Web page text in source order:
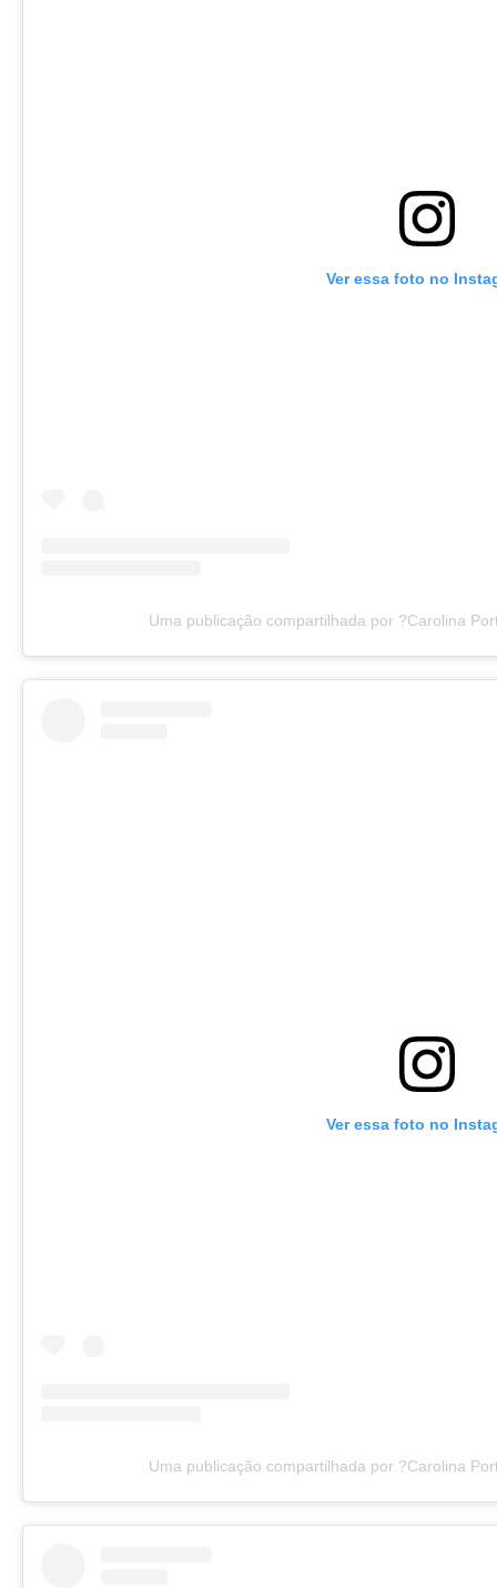
Ver essa foto no
Uma publicação compartilhada por ?Carolina
Ver essa foto no
Uma publicação compartilhada por ?Carolina